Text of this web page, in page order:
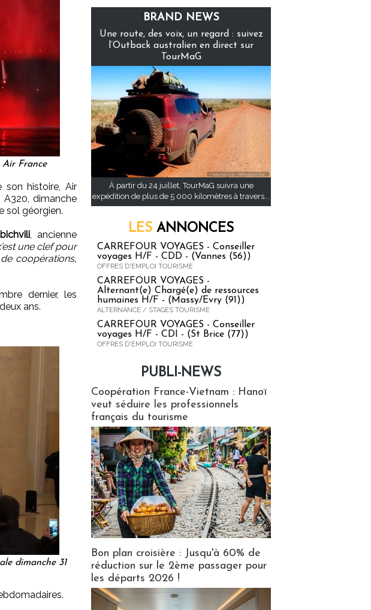
Air France
son histoire, Air
dimanche
sol géorgien.
, ancienne
une clef pour
coopérations,
dernier, les
ans.
dimanche 31
BRAND NEWS
Une route, des voix, un regard : suivez
l’Outback australien en direct sur
TourMaG
À partir du 24 juillet, TourMaG suivra une
expédition de plus de 5 000 kilomètres à travers...
LES ANNONCES
CARREFOUR VOYAGES - Conseiller
voyages H/F - CDD - (Vannes (56))
OFFRES D'EMPLOI TOURISME
CARREFOUR VOYAGES -
Alternant(e) Chargé(e) de ressources
humaines H/F - (Massy/Evry (91))
ALTERNANCE / STAGES TOURISME
CARREFOUR VOYAGES - Conseiller
voyages H/F - CDI - (St Brice (77))
OFFRES D'EMPLOI TOURISME
PUBLI-NEWS
Coopération France-Vietnam : Hanoï
veut séduire les professionnels
français du tourisme
Bon plan croisière : Jusqu'à 60% de
réduction sur le 2ème passager pour
les départs 2026 !